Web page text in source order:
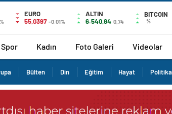
EURO
55,0397 -0.01%
ALTIN
6.540,84 0,74
BITCOIN
%
Spor Kadın Foto Galeri Videolar
Bülten Din Eğitim Hayat Politika